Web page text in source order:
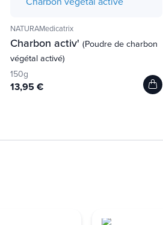
NATURAMedicatrix
Charbon activ'(Poudre de charbon
végétal activé)
150g
13,95 €